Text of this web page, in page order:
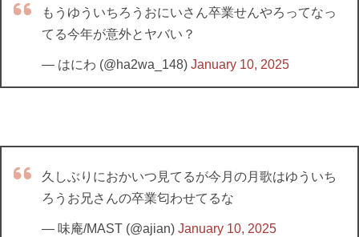
もうゆういちろうおにいさん卒業せんやろってなっ
てる今年が意外とヤバい？
— はにわ (@ha2wa_148) January 10, 2025
久しぶりにおかいつ見てるが今月の月歌はゆういち
ろうお兄さんの卒業匂わせてるな
— 味庵/MAST (@ajian) January 10, 2025